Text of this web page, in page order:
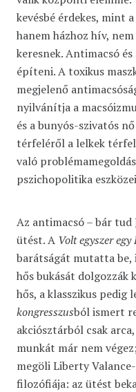
kevésbé érdekes, mint
hanem házhoz hív,
keresnek. Antimacsó
építeni. A toxikus
megjelenő
nyilvánítja a
és a bunyós-szivatós
térfeléről a lelkek
való
pszichopolitika
Az antimacsó – bár tud
ütést. A Volt egyszer
barátságát mutatta be,
hős bukását dolgozzák
hős, a klasszikus pedig
kongresszusból ismert
akciósztárból csak
munkát már nem
megöli Liberty
filozófiája: az ütést